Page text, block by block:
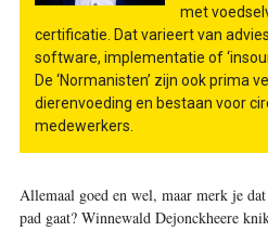
met
certificatie. Dat varieert van
software, implementatie of
De ‘Normanisten’ zijn ook prima
dierenvoeding en bestaan voor
medewerkers.
Allemaal goed en wel, maar merk je
pad gaat? Winnewald Dejonckheere